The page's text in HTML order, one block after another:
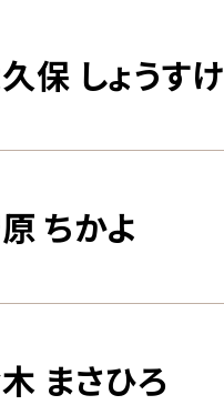
保 しょうすけ
ちかよ
まさひろ